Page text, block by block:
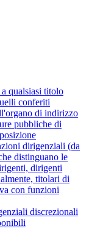
qualsiasi titolo
conferiti
di indirizzo
pubbliche di
dirigenziali (da
distinguano le
dirigenti
titolari di
con funzioni
discrezionali